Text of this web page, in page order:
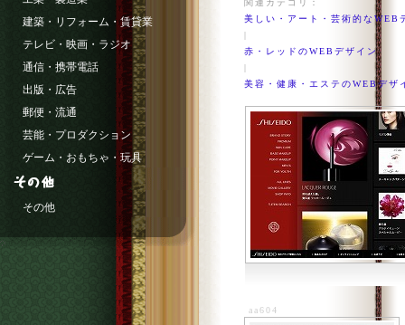
関連カテゴリ：
美しい・アート・芸術的なWEB
|
赤・レッドのWEBデザイン
|
美容・健康・エステのWEBデザ
aa604
建築・リフォーム・賃貸業
テレビ・映画・ラジオ
通信・携帯電話
出版・広告
郵便・流通
芸能・プロダクション
ゲーム・おもちゃ・玩具
その他